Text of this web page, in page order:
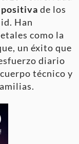
de los
Han
como la
un éxito que
diario
técnico y